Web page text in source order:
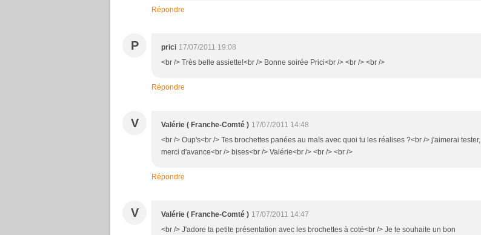
Répondre
P prici 17/07/2011 19:08
<br /> Très belle assiette!<br /> Bonne soirée Prici<br /> <br /> <br />
Répondre
V Valérie ( Franche-Comté ) 17/07/2011 14:48
<br /> Oup's<br /> Tes brochettes panées au maïs avec quoi tu les réalises ?<br /> j'aimerai tester,
merci d'avance<br /> bises<br /> Valérie<br /> <br /> <br />
Répondre
V Valérie ( Franche-Comté ) 17/07/2011 14:47
<br /> J'adore ta petite présentation avec les brochettes à coté<br /> Je te souhaite un bon